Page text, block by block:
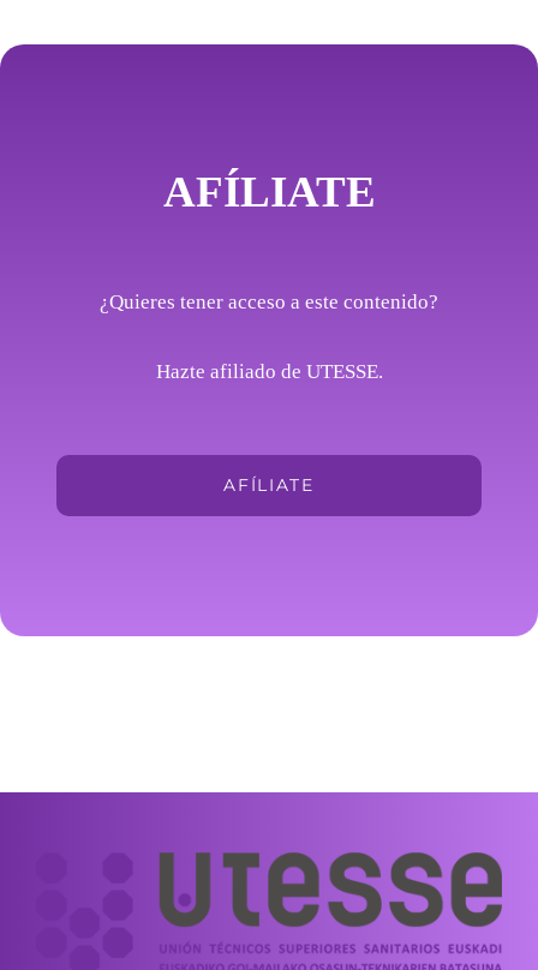
AFÍLIATE
¿Quieres tener acceso a este contenido?
Hazte afiliado de UTESSE.
AFÍLIATE